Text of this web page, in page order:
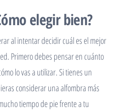
elegir bien?
al intentar decidir cuál es el mejor
Primero debes pensar en cuánto
lo vas a utilizar. Si tienes un
considerar una alfombra más
tiempo de pie frente a tu